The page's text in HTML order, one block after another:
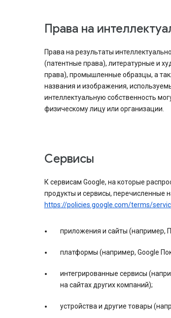
Права на
Права на результаты
(патентные права), литературные и
права), промышленные образцы, а
названия и изображения,
интеллектуальную собственность
физическому лицу или организации.
Сервисы
К сервисам Google, на которые
продукты и сервисы, перечисленные
https://policies.google.com/terms/
приложения и сайты (например,
платформы (например, Google
интегрированные сервисы
на сайтах других компаний);
устройства и другие товары